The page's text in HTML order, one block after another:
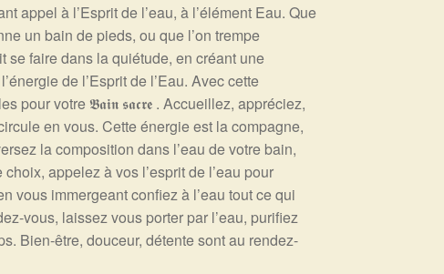
appel à l’Esprit de l’eau, à l’élément Eau. Que
un bain de pieds, ou que l’on trempe
faire dans la quiétude, en créant une
de l’Esprit de l’Eau. Avec cette
pour votre 𝕭𝖆𝖎𝖓 𝖘𝖆𝖈𝖗𝖊 . Accueillez, appréciez,
en vous. Cette énergie est la compagne,
la composition dans l’eau de votre bain,
appelez à vos l’esprit de l’eau pour
vous immergeant confiez à l’eau tout ce qui
vous, laissez vous porter par l’eau, purifiez
Bien-être, douceur, détente sont au rendez-